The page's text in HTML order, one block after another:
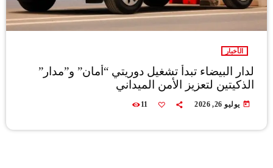
الأخبار
لدار البيضاء تبدأ تشغيل دوريتي “أمان” و”مدار”
الذكيتين لتعزيز الأمن الميداني
today يوليو 26, 2026 11